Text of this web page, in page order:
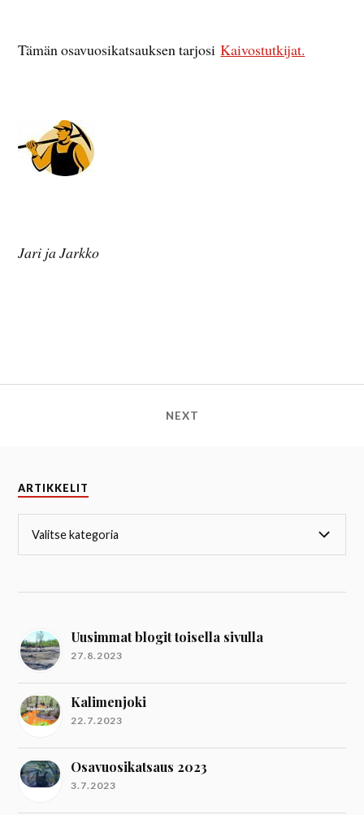
Tämän osavuosikatsauksen tarjosiKaivostutkijat.
Jari ja Jarkko
NEXT
ARTIKKELIT
Uusimmat blogit toisella sivulla
27.8.2023
Kalimenjoki
22.7.2023
Osavuosikatsaus 2023
3.7.2023